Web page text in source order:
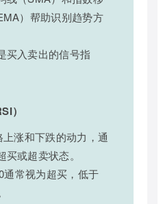
）帮助识别趋势方
买入卖出的信号指
）
涨和下跌的动力，通
或超卖状态。
通常视为超买，低于